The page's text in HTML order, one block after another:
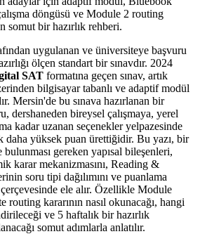
döngüsü ve Module 2 routing
somut bir hazırlık rehberi.
uygulanan ve üniversiteye başvuru
ölçen standart bir sınavdır. 2024
SAT formatına geçen sınav, artık
bilgisayar tabanlı ve adaptif modül
Mersin'de bu sınava hazırlanan bir
dershaneden bireysel çalışmaya, yerel
kadar uzanan seçenekler yelpazesinde
daha yüksek puan ürettiğidir. Bu yazı, bir
gereken yapısal bileşenleri,
karar mekanizmasını, Reading &
soru tipi dağılımını ve puanlama
ele alır. Özellikle Module
routing kararının nasıl okunacağı, hangi
ve 5 haftalık bir hazırlık
somut adımlarla anlatılır.